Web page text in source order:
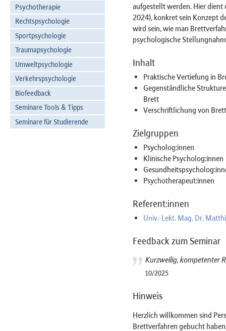
Psychotherapie
Rechtspsychologie
Sportpsychologie
Traumapsychologie
Umweltpsychologie
Verkehrspsychologie
Biofeedback
Seminare Tools & Tipps
Seminare für Studierende
aufgestellt werden. Hier dient
2024), konkret sein Konzept
wird sein, wie man
psychologische
Inhalt
Praktische Vertiefung in
Gegenständliche
Brett
Verschriftlichung von
Zielgruppen
Psycholog:innen
Klinische Psycholog:innen
Psychotherapeut:innen
Referent:innen
Univ.-Lekt. Mag. Dr.
Feedback zum Seminar
Kurzweilig, kompetenter
10/2025
Hinweis
Herzlich willkommen sind
Brettverfahren gebucht